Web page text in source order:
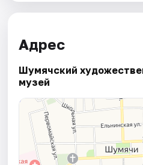
Адрес
Шумячский
музей